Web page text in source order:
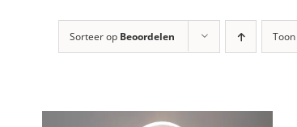
Sorteer op Beoordelen Toon